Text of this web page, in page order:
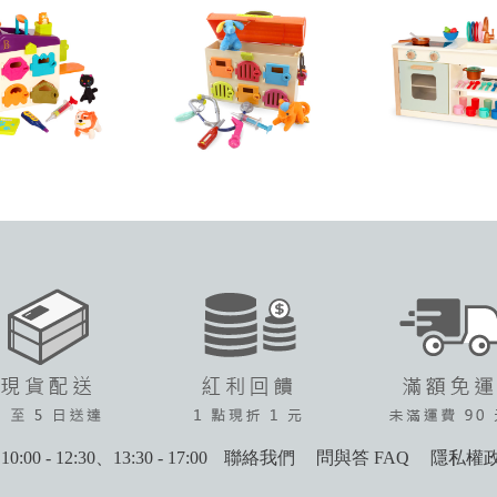
- 12:30、13:30 - 17:00 聯絡我們 問與答 FAQ 隱私權